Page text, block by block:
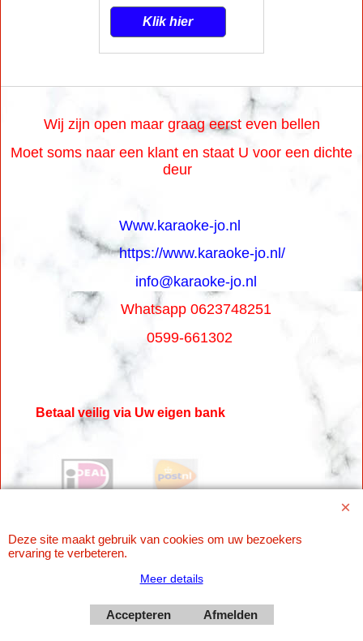
Klik hier
Wij zijn open maar graag eerst even bellen
Moet soms naar een klant en staat U voor een dichte
deur
Www.karaoke-jo.nl
https://www.karaoke-jo.nl/
info@karaoke-jo.nl
Whatsapp 0623748251
0599-661302
Betaal veilig via Uw eigen bank
Webwinkel gemaakt met
ShopFactory webwinkel
software.
Deze site maakt gebruik van cookies om uw bezoekers
ervaring te verbeteren.
Meer details
Accepteren Afmelden